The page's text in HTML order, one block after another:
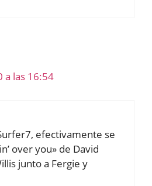
a las 16:54
efectivamente se
over you» de David
junto a Fergie y